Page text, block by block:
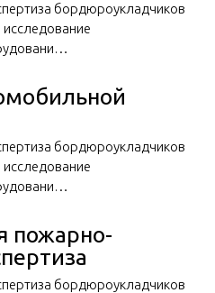
бордюроукладчиков
бордюроукладчиков
пожарно-
бордюроукладчиков